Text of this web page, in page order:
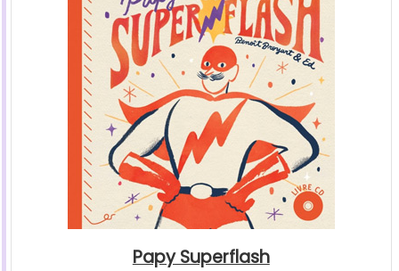
Papy Superflash